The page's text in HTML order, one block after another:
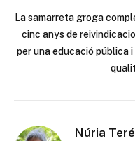
La samarreta groga
cinc anys de
per una educació pública i
Núria